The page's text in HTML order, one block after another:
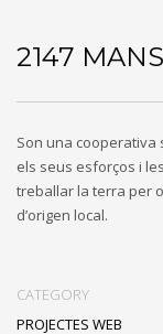
2147 MANS
Son una
els seus esforços i
treballar la terra per
d’origen local.
CATEGORY
PROJECTES WEB